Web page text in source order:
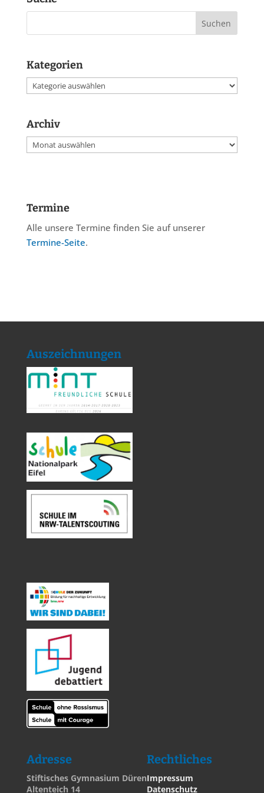
Kategorien
Kategorien
Archiv
Archiv
Termine
Alle unsere Termine finden Sie auf unserer
Termine-Seite.
Auszeichnungen
Adresse
Stiftisches Gymnasium Düren
Altenteich 14
Rechtliches
Impressum
Datenschutz